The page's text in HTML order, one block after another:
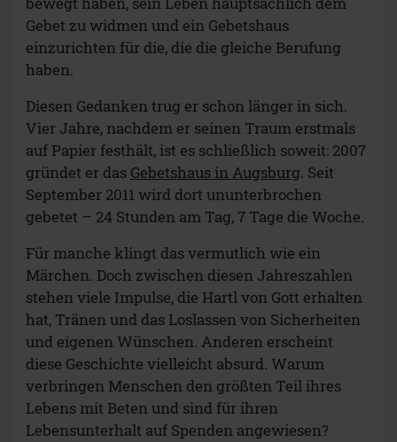
Gebet zu widmen und ein Gebetshaus
einzurichten für die, die die gleiche Berufung
haben.
Diesen Gedanken trug er schon länger in sich.
Vier Jahre, nachdem er seinen Traum erstmals
auf Papier festhält, ist es schließlich soweit: 2007
gründet er das Gebetshaus in Augsburg. Seit
September 2011 wird dort ununterbrochen
gebetet – 24 Stunden am Tag, 7 Tage die Woche.
Für manche klingt das vermutlich wie ein
Märchen. Doch zwischen diesen Jahreszahlen
stehen viele Impulse, die Hartl von Gott erhalten
hat, Tränen und das Loslassen von Sicherheiten
und eigenen Wünschen. Anderen erscheint
diese Geschichte vielleicht absurd. Warum
verbringen Menschen den größten Teil ihres
Lebens mit Beten und sind für ihren
Lebensunterhalt auf Spenden angewiesen?